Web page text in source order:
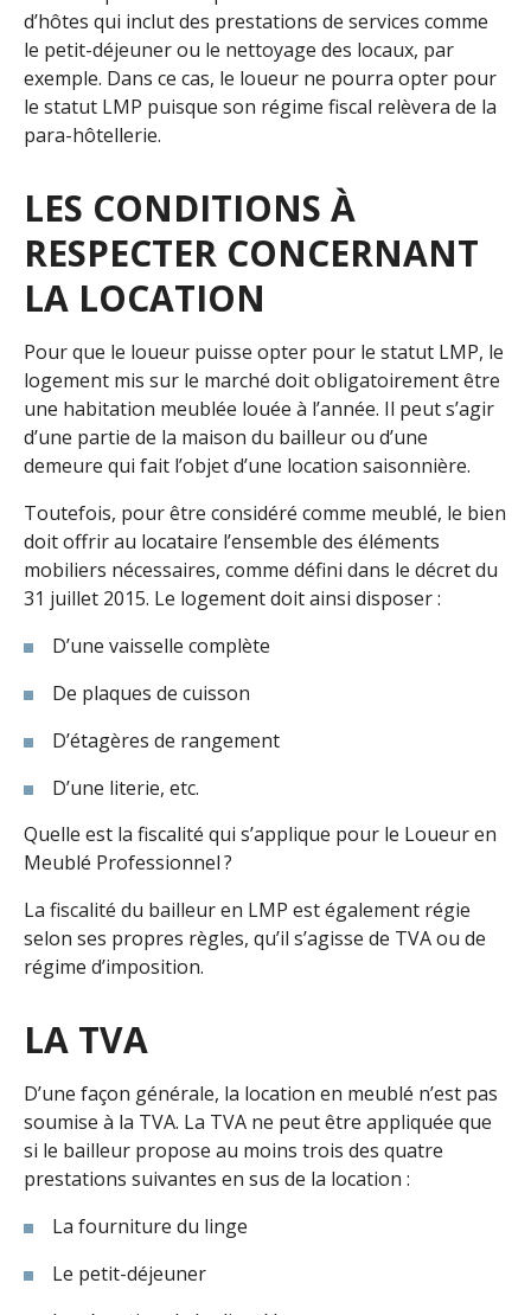
d’hôtes qui inclut des prestations de services comme
le petit-déjeuner ou le nettoyage des locaux, par
exemple. Dans ce cas, le loueur ne pourra opter pour
le statut LMP puisque son régime fiscal relèvera de la
para-hôtellerie.
LES CONDITIONS À
RESPECTER CONCERNANT
LA LOCATION
Pour que le loueur puisse opter pour le statut LMP, le
logement mis sur le marché doit obligatoirement être
une habitation meublée louée à l’année. Il peut s’agir
d’une partie de la maison du bailleur ou d’une
demeure qui fait l’objet d’une location saisonnière.
Toutefois, pour être considéré comme meublé, le bien
doit offrir au locataire l’ensemble des éléments
mobiliers nécessaires, comme défini dans le décret du
31 juillet 2015. Le logement doit ainsi disposer :
D’une vaisselle complète
De plaques de cuisson
D’étagères de rangement
D’une literie, etc.
Quelle est la fiscalité qui s’applique pour le Loueur en
Meublé Professionnel ?
La fiscalité du bailleur en LMP est également régie
selon ses propres règles, qu’il s’agisse de TVA ou de
régime d’imposition.
LA TVA
D’une façon générale, la location en meublé n’est pas
soumise à la TVA. La TVA ne peut être appliquée que
si le bailleur propose au moins trois des quatre
prestations suivantes en sus de la location :
La fourniture du linge
Le petit-déjeuner